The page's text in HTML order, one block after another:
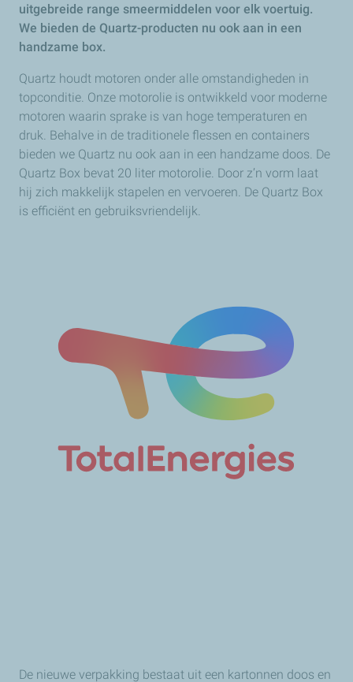
uitgebreide range smeermiddelen voor elk voertuig.
We bieden de Quartz-producten nu ook aan in een
handzame box.
Quartz houdt motoren onder alle omstandigheden in
topconditie. Onze motorolie is ontwikkeld voor moderne
motoren waarin sprake is van hoge temperaturen en
druk. Behalve in de traditionele flessen en containers
bieden we Quartz nu ook aan in een handzame doos. De
Quartz Box bevat 20 liter motorolie. Door z’n vorm laat
hij zich makkelijk stapelen en vervoeren. De Quartz Box
is efficiënt en gebruiksvriendelijk.
De nieuwe verpakking bestaat uit een kartonnen doos en